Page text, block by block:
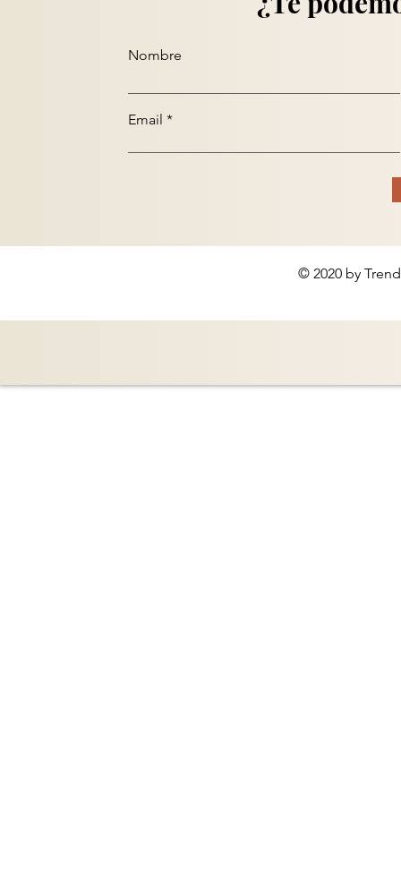
Nombre
Email
© 2020 by